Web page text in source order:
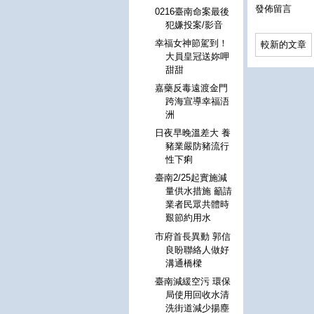
發佈留言
較新的文章
0216臺南命案最後
犯嫌投案/影音
幸福女神節駕到！
大員皇冠送妳呷
甜甜
嘉藥反毒遠渡金門
跨海宣導幸福浯
洲
日夜早晚溫差大 養
豬業嚴防豬流行
性下痢
臺南2/25起實施減
量供水措施 籲請
業者民眾共體時
艱節約用水
市府首長異動 郭信
良盼聯絡人做好
溝通橋樑
臺南減緩空污 環保
局使用回收水清
洗街道減少揚塵